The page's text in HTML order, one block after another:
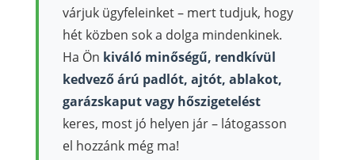
várjuk ügyfeleinket – mert tudjuk, hogy
hét közben sok a dolga mindenkinek.
Ha Ön kiváló minőségű, rendkívül
kedvező árú padlót, ajtót, ablakot,
garázskaput vagy hőszigetelést
keres, most jó helyen jár – látogasson
el hozzánk még ma!